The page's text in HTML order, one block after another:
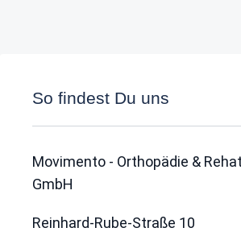
So findest Du uns
Movimento - Orthopädie &
GmbH
Reinhard-Rube-Straße 10